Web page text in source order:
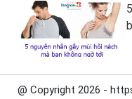
@ Copyright 2026 -